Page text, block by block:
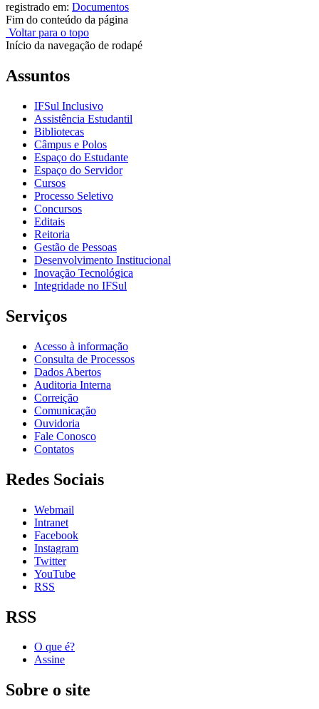
registrado em: Documentos
Fim do conteúdo da página
Voltar para o topo
Início da navegação de rodapé
Assuntos
IFSul Inclusivo
Assistência Estudantil
Bibliotecas
Câmpus e Polos
Espaço do Estudante
Espaço do Servidor
Cursos
Processo Seletivo
Concursos
Editais
Reitoria
Gestão de Pessoas
Desenvolvimento Institucional
Inovação Tecnológica
Integridade no IFSul
Serviços
Acesso à informação
Consulta de Processos
Dados Abertos
Auditoria Interna
Correição
Comunicação
Ouvidoria
Fale Conosco
Contatos
Redes Sociais
Webmail
Intranet
Facebook
Instagram
Twitter
YouTube
RSS
RSS
O que é?
Assine
Sobre o site